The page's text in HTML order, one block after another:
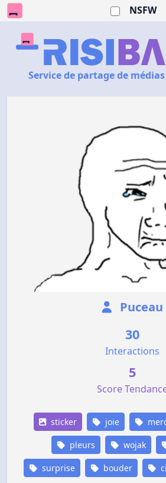
NSFW
Service de partage de
Puceau
30
Interactions
5
Score
sticker joie
pleurs wojak
surprise bouder